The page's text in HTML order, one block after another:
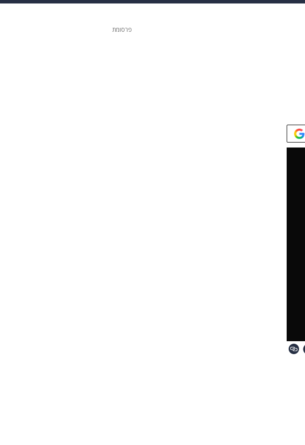
פרסומת